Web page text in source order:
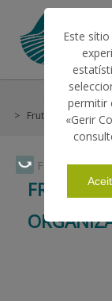
Faça Swipe
HELP/SUPPORT
INFORMATIONS
Help/Support
Frutas e
FRUTAS
Este
permitir
«Gerir